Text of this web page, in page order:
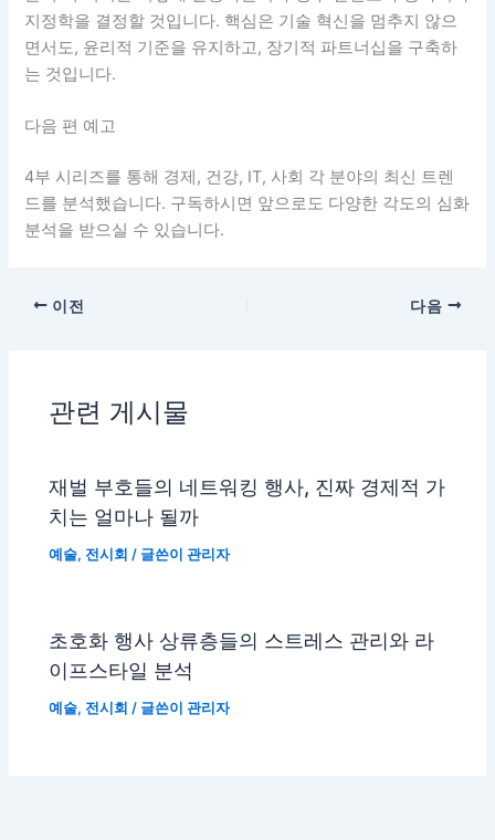
지정학을 결정할 것입니다. 핵심은 기술 혁신을 멈추지 않으
면서도, 윤리적 기준을 유지하고, 장기적 파트너십을 구축하
는 것입니다.
다음 편 예고
4부 시리즈를 통해 경제, 건강, IT, 사회 각 분야의 최신 트렌
드를 분석했습니다. 구독하시면 앞으로도 다양한 각도의 심화
분석을 받으실 수 있습니다.
이전 다음
관련 게시물
재벌 부호들의 네트워킹 행사, 진짜 경제적 가
치는 얼마나 될까
예술, 전시회 / 글쓴이관리자
초호화 행사 상류층들의 스트레스 관리와 라
이프스타일 분석
예술, 전시회 / 글쓴이관리자